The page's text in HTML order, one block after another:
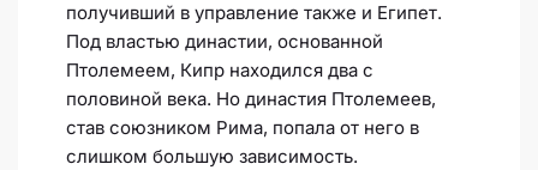
получивший в управление также и Египет.
Под властью династии, основанной
Птолемеем, Кипр находился два с
половиной века. Но династия Птолемеев,
став союзником Рима, попала от него в
слишком большую зависимость.